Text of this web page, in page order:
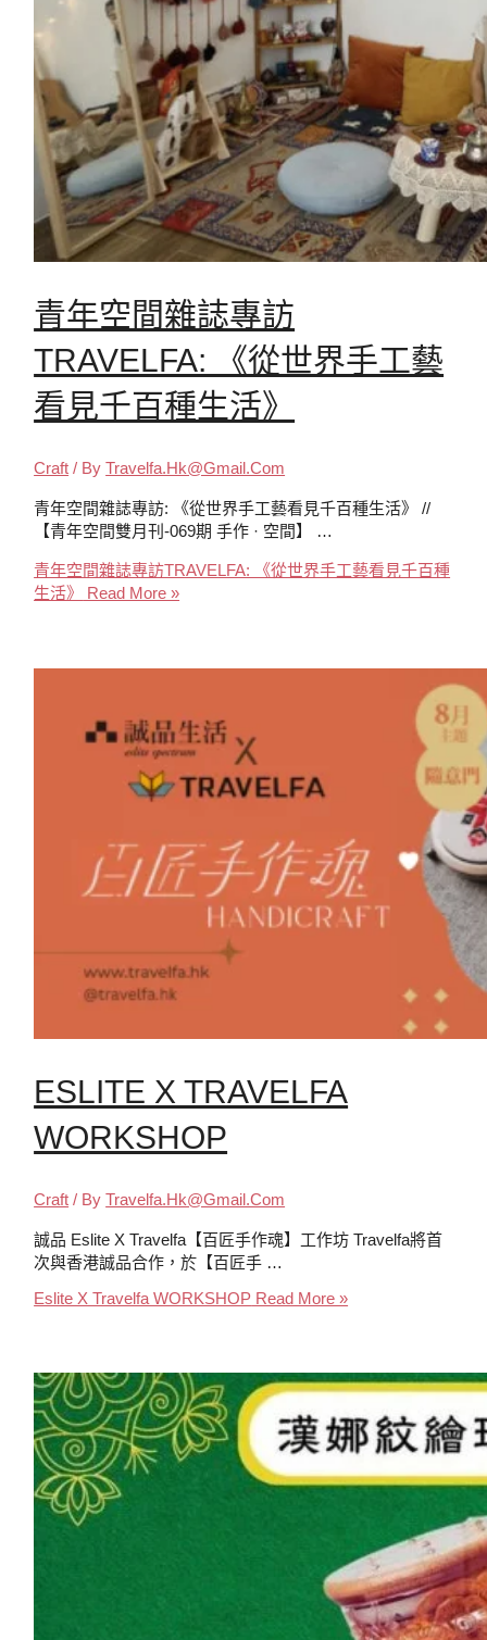
青年空間雜誌專訪
TRAVELFA: 《從世界手工藝
看見千百種生活》
Craft / ByTravelfa.hk@gmail.com
青年空間雜誌專訪: 《從世界手工藝看見千百種生活》 //
【青年空間雙月刊-069期 手作 · 空間】 …
青年空間雜誌專訪TRAVELFA: 《從世界手工藝看見千百種
生活》
Read More »
ESLITE X TRAVELFA
WORKSHOP
Craft / ByTravelfa.hk@gmail.com
誠品 Eslite X Travelfa【百匠手作魂】工作坊 Travelfa將首
次與香港誠品合作，於【百匠手 …
Eslite X Travelfa WORKSHOP Read More »